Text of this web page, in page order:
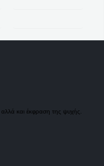
και έκφραση της ψυχής.